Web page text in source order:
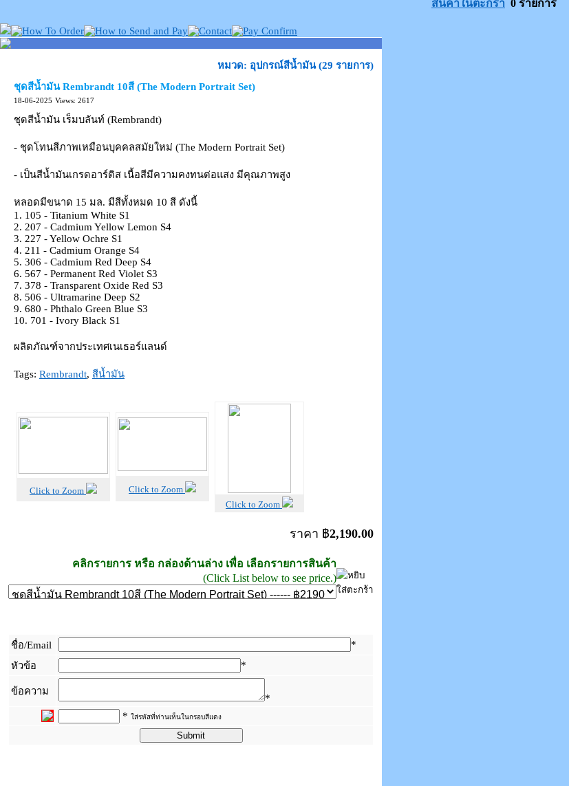
สินค้าในตะกร้า 0 รายการ
หมวด: อุปกรณ์สีน้ำมัน (29 รายการ)
ชุดสีน้ำมัน Rembrandt 10สี (The Modern Portrait Set)
18-06-2025 Views: 2617
ชุดสีน้ำมัน เร็มบลันท์ (Rembrandt)
- ชุดโทนสีภาพเหมือนบุคคลสมัยใหม่ (The Modern Portrait Set)
- เป็นสีน้ำมันเกรดอาร์ติส เนื้อสีมีความคงทนต่อแสง มีคุณภาพสูง
หลอดมีขนาด 15 มล. มีสีทั้งหมด 10 สี ดังนี้
1. 105 - Titanium White S1
2. 207 - Cadmium Yellow Lemon S4
3. 227 - Yellow Ochre S1
4. 211 - Cadmium Orange S4
5. 306 - Cadmium Red Deep S4
6. 567 - Permanent Red Violet S3
7. 378 - Transparent Oxide Red S3
8. 506 - Ultramarine Deep S2
9. 680 - Phthalo Green Blue S3
10. 701 - Ivory Black S1
ผลิตภัณฑ์จากประเทศเนเธอร์แลนด์
Tags: Rembrandt, สีน้ำมัน
Click to Zoom
Click to Zoom
Click to Zoom
ราคา ฿2,190.00
คลิกรายการ หรือ กล่องด้านล่าง เพื่อ เลือกรายการสินค้า
(Click List below to see price.)
ชื่อ/Email
*
หัวข้อ
*
ข้อความ
*
* ใส่รหัสที่ท่านเห็นในกรอบสีแดง